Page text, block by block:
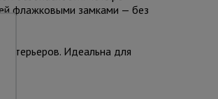
флажковыми замками — без
Идеальна для